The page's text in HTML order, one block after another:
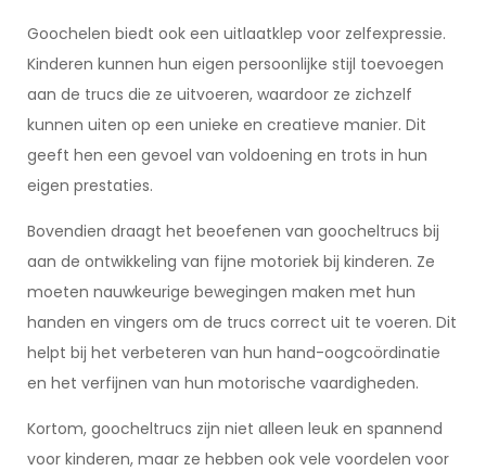
Goochelen biedt ook een uitlaatklep voor zelfexpressie.
Kinderen kunnen hun eigen persoonlijke stijl toevoegen
aan de trucs die ze uitvoeren, waardoor ze zichzelf
kunnen uiten op een unieke en creatieve manier. Dit
geeft hen een gevoel van voldoening en trots in hun
eigen prestaties.
Bovendien draagt het beoefenen van goocheltrucs bij
aan de ontwikkeling van fijne motoriek bij kinderen. Ze
moeten nauwkeurige bewegingen maken met hun
handen en vingers om de trucs correct uit te voeren. Dit
helpt bij het verbeteren van hun hand-oogcoördinatie
en het verfijnen van hun motorische vaardigheden.
Kortom, goocheltrucs zijn niet alleen leuk en spannend
voor kinderen, maar ze hebben ook vele voordelen voor